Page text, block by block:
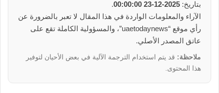
بتاريخ: 2025-12-23 00:00:00
.
الآراء والمعلومات الواردة في هذا المقال لا تعبر بالضرورة عن
رأي موقع “uaetodaynews”، والمسؤولية الكاملة تقع على
عاتق المصدر الأصلي.
ملاحظة: قد يتم استخدام الترجمة الآلية في بعض الأحيان لتوفير
هذا المحتوى.